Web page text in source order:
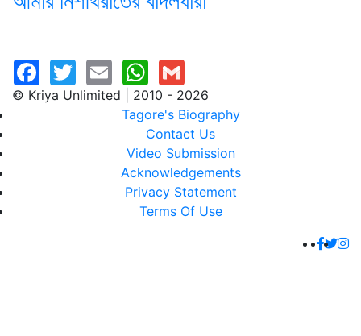
© Kriya Unlimited | 2010 - 2026
Tagore's Biography
Contact Us
Video Submission
Acknowledgements
Privacy Statement
Terms Of Use